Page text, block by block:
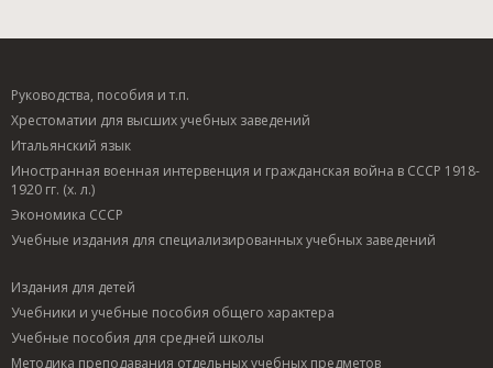
Руководства, пособия и т.п.
Хрестоматии для высших учебных заведений
Итальянский язык
Иностранная военная интервенция и гражданская война в СССР 1918-
1920 гг. (х. л.)
Экономика СССР
Учебные издания для специализированных учебных заведений
Издания для детей
Учебники и учебные пособия общего характера
Учебные пособия для средней школы
Методика преподавания отдельных учебных предметов